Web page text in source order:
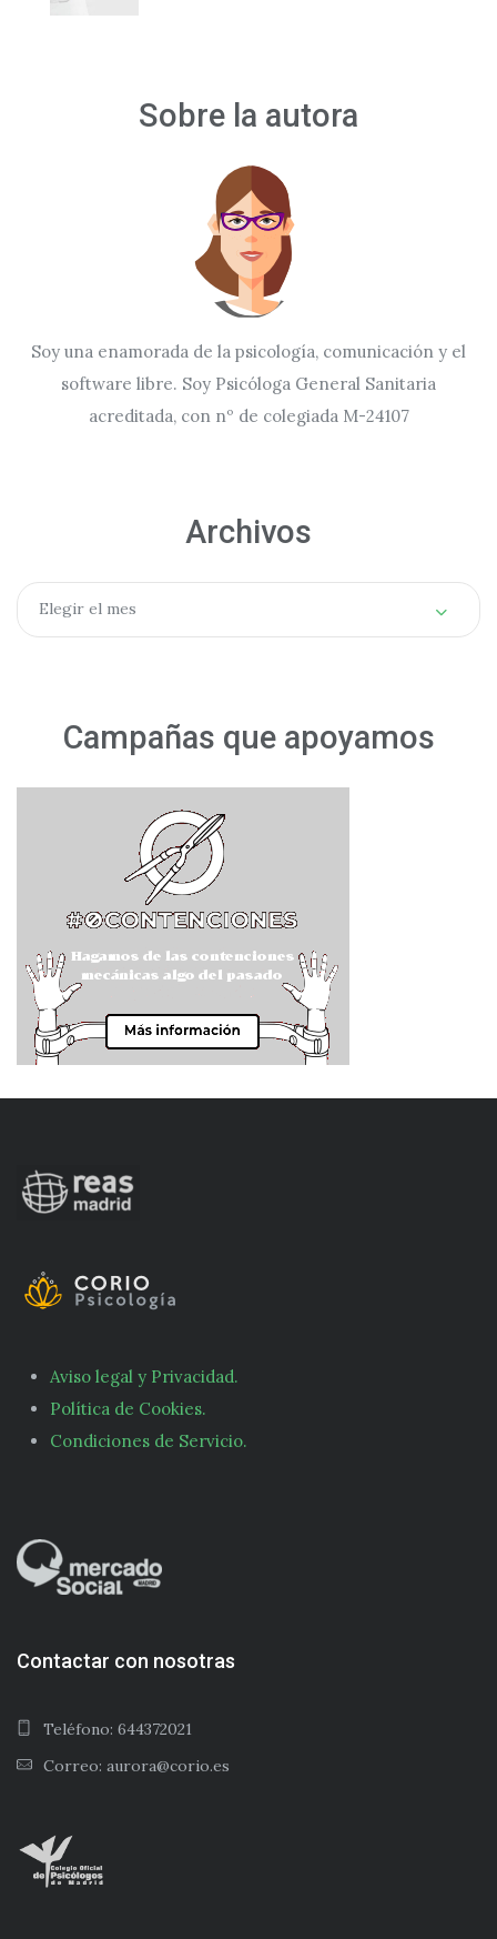
Sobre la autora
Soy una enamorada de la psicología, comunicación y el
software libre. Soy Psicóloga General Sanitaria
acreditada, con nº de colegiada M-24107
Archivos
Archivos
Elegir el mes
Campañas que apoyamos
Aviso legal y Privacidad.
Política de Cookies.
Condiciones de Servicio.
Contactar con nosotras
Teléfono: 644372021
Correo: aurora@corio.es